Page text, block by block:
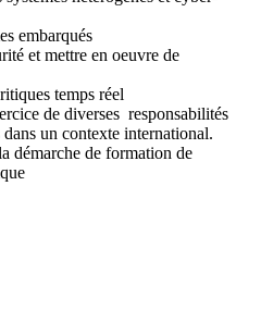
embarqués
et mettre en oeuvre de
temps réel
de diverses responsabilités
un contexte international.
de formation de